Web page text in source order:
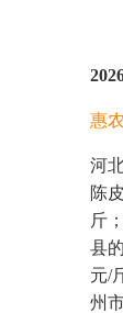
惠
河
陈
斤
县
元/
州